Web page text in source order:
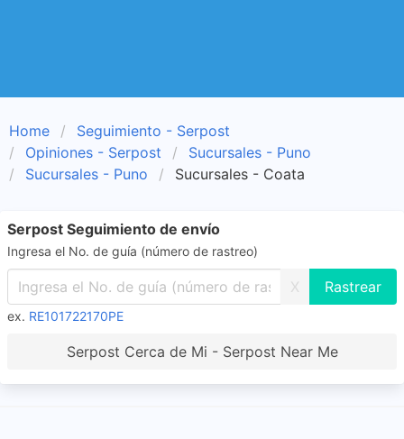
Home
Seguimiento - Serpost
Opiniones - Serpost
Sucursales - Puno
Sucursales - Puno
Sucursales - Coata
Serpost Seguimiento de envío
Ingresa el No. de guía (número de rastreo)
X
ex. RE101722170PE
Serpost Cerca de Mi - Serpost Near Me